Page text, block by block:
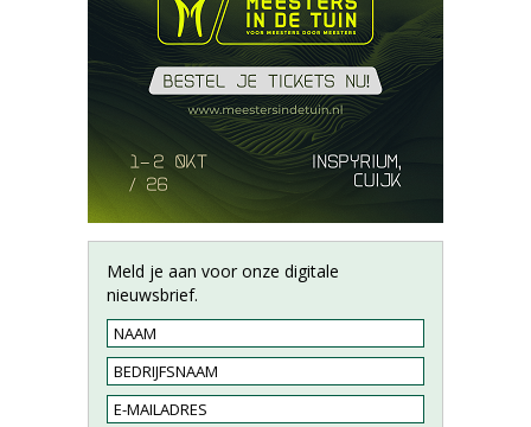
Meld je aan voor onze digitale
nieuwsbrief.